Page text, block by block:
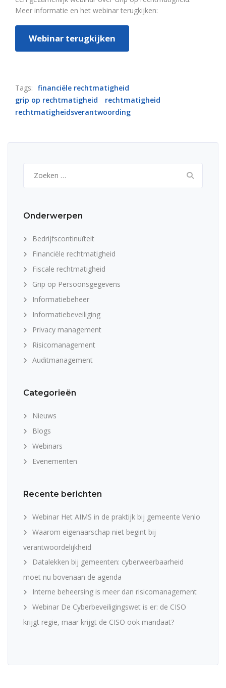
Meer informatie en het webinar terugkijken:
Webinar terugkijken
Tags: financiële rechtmatigheid
grip op rechtmatigheid
rechtmatigheid
rechtmatigheidsverantwoording
naar:
Onderwerpen
Bedrijfscontinuïteit
Financiële rechtmatigheid
Fiscale rechtmatigheid
Grip op Persoonsgegevens
Informatiebeheer
Informatiebeveiliging
Privacy management
Risicomanagement
Auditmanagement
Categorieën
Nieuws
Blogs
Webinars
Evenementen
Recente berichten
Webinar Het AIMS in de praktijk bij gemeente Venlo
Waarom eigenaarschap niet begint bij
verantwoordelijkheid
Datalekken bij gemeenten: cyberweerbaarheid
moet nu bovenaan de agenda
Interne beheersing is meer dan risicomanagement
Webinar De Cyberbeveiligingswet is er: de CISO
krijgt regie, maar krijgt de CISO ook mandaat?